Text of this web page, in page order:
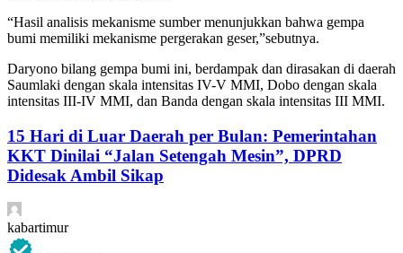
“Hasil analisis mekanisme sumber menunjukkan bahwa gempa
bumi memiliki mekanisme pergerakan geser,”sebutnya.
Daryono bilang gempa bumi ini, berdampak dan dirasakan di daerah
Saumlaki dengan skala intensitas IV-V MMI, Dobo dengan skala
intensitas III-IV MMI, dan Banda dengan skala intensitas III MMI.
15 Hari di Luar Daerah per Bulan: Pemerintahan
KKT Dinilai “Jalan Setengah Mesin”, DPRD
Didesak Ambil Sikap
kabartimur